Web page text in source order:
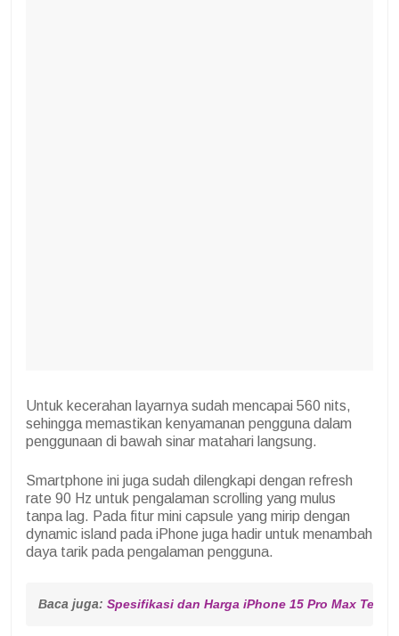
Untuk kecerahan layarnya sudah mencapai 560 nits,
sehingga memastikan kenyamanan pengguna dalam
penggunaan di bawah sinar matahari langsung.
Smartphone ini juga sudah dilengkapi dengan refresh
rate 90 Hz untuk pengalaman scrolling yang mulus
tanpa lag. Pada fitur mini capsule yang mirip dengan
dynamic island pada iPhone juga hadir untuk menambah
daya tarik pada pengalaman pengguna.
Baca juga: Spesifikasi dan Harga iPhone 15 Pro Max